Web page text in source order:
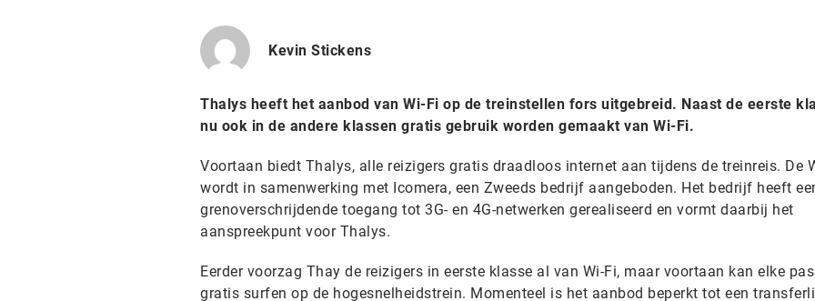
Kevin Stickens
Thalys heeft het aanbod van Wi-Fi op de treinstellen fors uitgebreid. Naast de eerste
nu ook in de andere klassen gratis gebruik worden gemaakt van Wi-Fi.
Voortaan biedt Thalys, alle reizigers gratis draadloos internet aan tijdens de treinreis. De
wordt in samenwerking met Icomera, een Zweeds bedrijf aangeboden. Het bedrijf heeft
grenoverschrijdende toegang tot 3G- en 4G-netwerken gerealiseerd en vormt daarbij het
aanspreekpunt voor Thalys.
Eerder voorzag Thay de reizigers in eerste klasse al van Wi-Fi, maar voortaan kan elke
gratis surfen op de hogesnelheidstrein. Momenteel is het aanbod beperkt tot een